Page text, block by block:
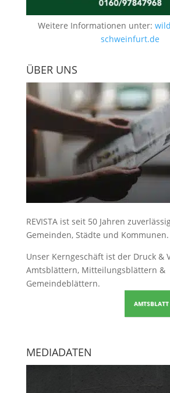
Weitere Informationen unter:
schweinfurt.de
ÜBER UNS
REVISTA ist seit 50 Jahren
Gemeinden, Städte und Kommunen.
Unser Kerngeschäft ist der Druck &
Amtsblättern, Mitteilungsblättern &
Gemeindeblättern.
MEDIADATEN